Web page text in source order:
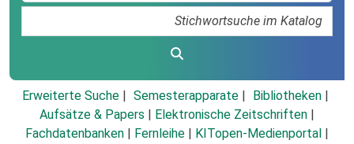
Erweiterte Suche Semesterapparate
Bibliotheken
Aufsätze & Papers
Elektronische Zeitschriften
Fachdatenbanken
Fernleihe KITopen-Medienportal